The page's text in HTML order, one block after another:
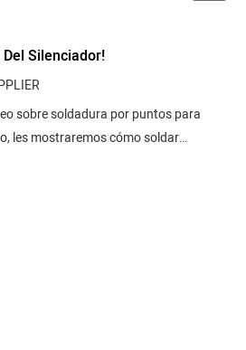
Silenciador!
sobre soldadura por puntos para
les mostraremos cómo soldar
para lograr una unión segura y